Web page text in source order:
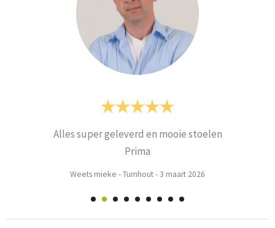
Alles super geleverd en mooie stoelen
Prima
Weets mieke -Turnhout- 3 maart 2026